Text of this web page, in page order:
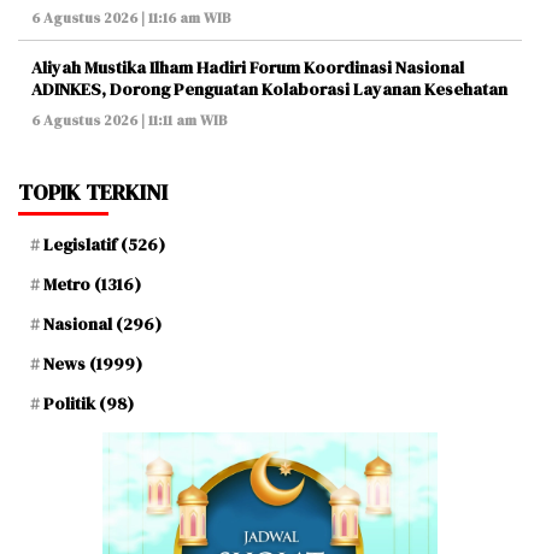
6 Agustus 2026 | 11:16 am WIB
Aliyah Mustika Ilham Hadiri Forum Koordinasi Nasional
ADINKES, Dorong Penguatan Kolaborasi Layanan Kesehatan
6 Agustus 2026 | 11:11 am WIB
TOPIK TERKINI
Legislatif(526)
Metro (1316)
Nasional(296)
News (1999)
Politik(98)